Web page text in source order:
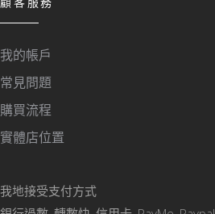
我的帳戶
常見問題
購買流程
實體店位置
我地接受支付方式